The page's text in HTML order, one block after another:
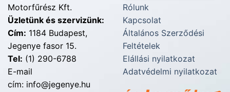
Motorfűrész Kft.
Üzletünk és szervizünk:
Cím: 1184 Budapest,
Jegenye fasor 15.
Tel: (1) 290-6788
E-mail
cím: info@jegenye.hu
Rólunk
Kapcsolat
Általános Szerződési
Feltételek
Elállási nyilatkozat
Adatvédelmi nyilatkozat